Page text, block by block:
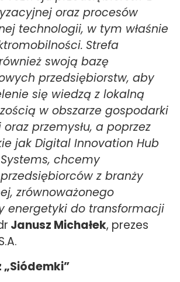
oraz procesów
technologii, w tym właśnie
Strefa
swoją bazę
przedsiębiorstw, aby
się wiedzą z lokalną
w obszarze gospodarki
przemysłu, a poprzez
jak Digital Innovation Hub
chcemy
z branży
zrównoważonego
energetyki do transformacji
Janusz Michałek, prezes